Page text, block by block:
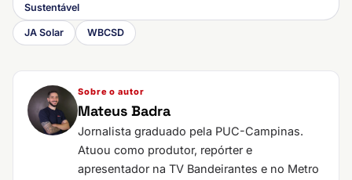
Sustentável
JA Solar WBCSD
Sobre o autor
Mateus Badra
Jornalista graduado pela PUC-Campinas.
Atuou como produtor, repórter e
apresentador na TV Bandeirantes e no Metro